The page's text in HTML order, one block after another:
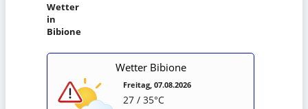
Wetter
in
Bibione
Wetter Bibione
Freitag, 07.08.2026
27 / 35°C